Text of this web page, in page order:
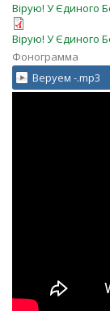
Вірую! У Єдиного
Вірую! У Єдиного
Фонограмма
Веруем -.mp3